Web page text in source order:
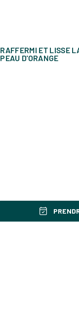
RAFFERMI ET LISSE
PEAU D'ORANGE